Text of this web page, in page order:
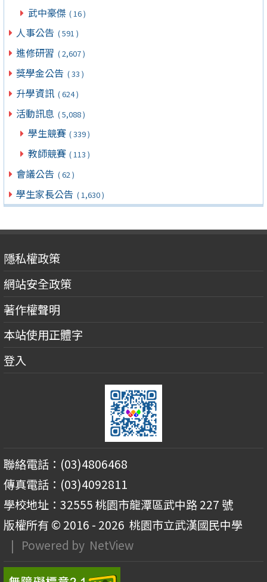
武中豪傑 ( 16 )
人事公告 ( 591 )
進修研習 ( 2,607 )
獎學金公告 ( 33 )
升學資訊 ( 624 )
活動訊息 ( 5,088 )
學生競賽 ( 339 )
教師競賽 ( 113 )
會議公告 ( 62 )
學生家長公告 ( 1,630 )
隱私權政策
網站安全政策
著作權聲明
本站使用正體字
登入
聯絡電話：(03)4806468
傳真電話：(03)4092811
學校地址：32555 桃園市龍潭區武中路 227 號
版權所有 © 2016 - 2026 桃園市立武漢國民中學
| Powered by NetView